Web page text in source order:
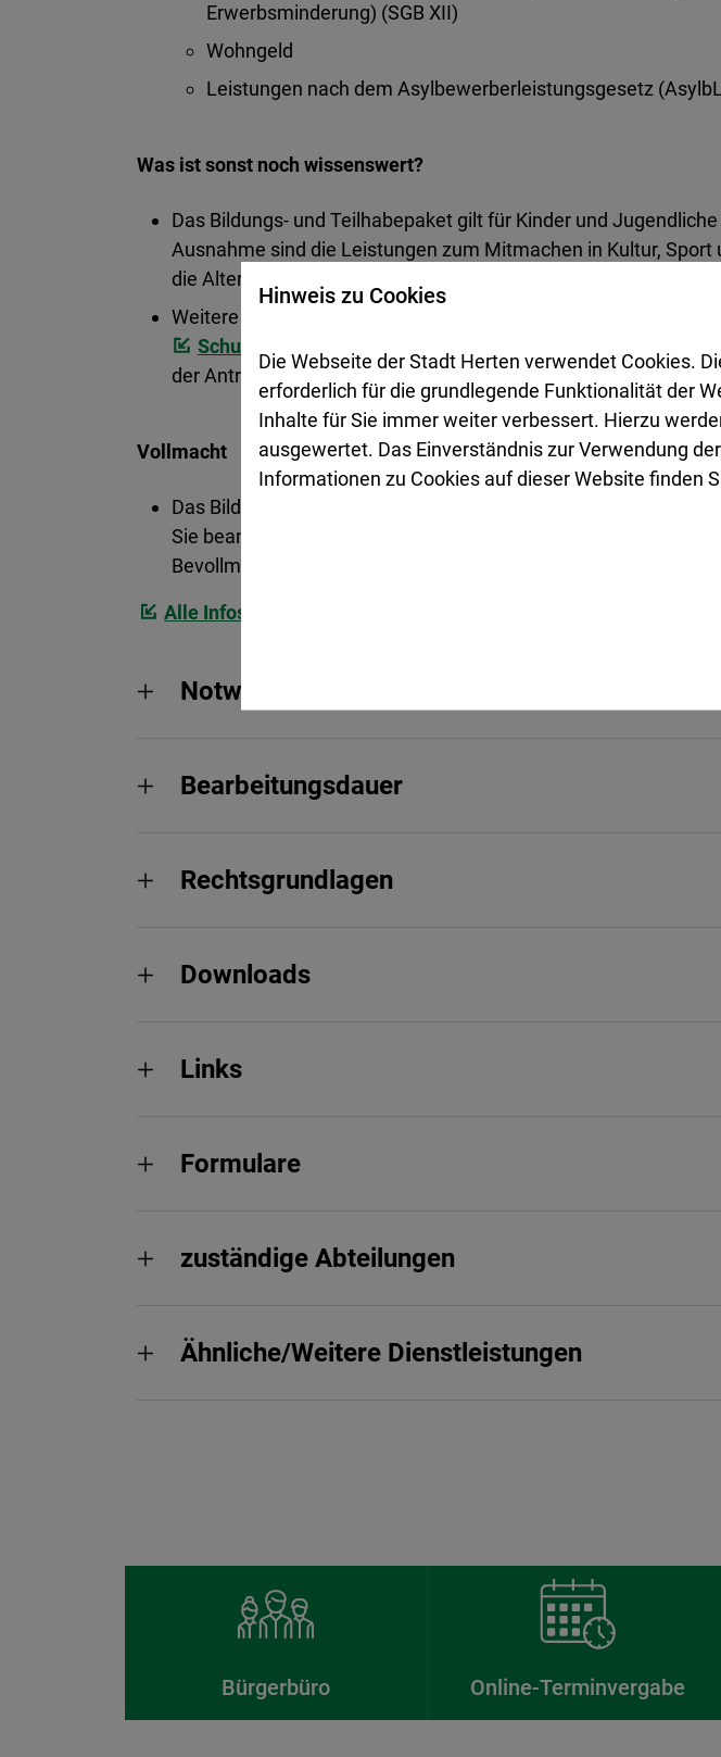
Erwerbsminderung) (SGB XII)
Wohngeld
Leistungen nach dem Asylbewerberleistungsgesetz
Was ist sonst noch wissenswert?
Das Bildungs- und Teilhabepaket gilt für Kinder und
Ausnahme sind die Leistungen zum Mitmachen in Kultur, Sport
die Altersobergrenze bei 18 Jahren.
Weitere Beratung und Unterstützung erhalten Sie vor Ort an
Schulsozialarbeiterinnen und Schulsozialarbeiter
der Antragstellung helfen.
Vollmacht
Das Bildungs- und Teilhabepaket kann auch eine von Ihnen
Sie beantragen. Dazu ist eine schriftliche Vollmacht erforderlich.
Bevollmächtigte muss sich vor Ort ausweisen können.
Alle Infos zu Satzungen und Gebührentarifen
Notwendige Unterlagen
Bearbeitungsdauer
Rechtsgrundlagen
Downloads
Links
Formulare
zuständige Abteilungen
Ähnliche/Weitere Dienstleistungen
Bürgerbüro Online-Terminvergabe
Hinweis zu Cookies
Die Webseite der Stadt Herten verwendet Cookies.
erforderlich für die grundlegende Funktionalität der
Inhalte für Sie immer weiter verbessert. Hierzu
ausgewertet. Das Einverständnis zur Verwendung
Informationen zu Cookies auf dieser Website finden